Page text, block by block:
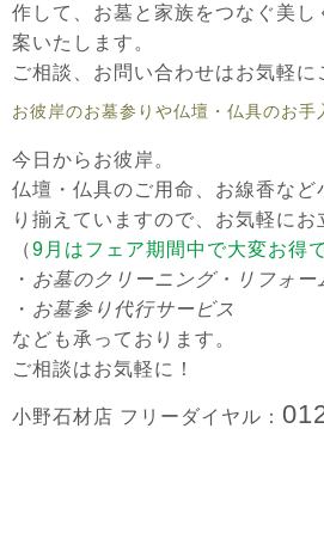
作して、 お墓と家族をつなぐ美し
案いたします。
ご相談、お問い合わせはお気軽
お彼岸のお墓参りや仏壇・仏具のお手
今日からお彼岸。
仏壇・仏具のご用命、お線香など
り揃えていますので、お気軽にお
（9月はフェア期間中で大変お得
・ お墓のクリーニング・リフォー
・ お墓参り代行サービス
なども承っております。
ご相談はお気軽に！
小野石材店 フリーダイヤル：